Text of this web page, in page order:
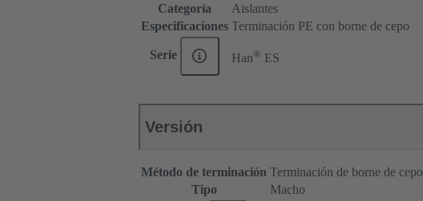
Categoría
Aislantes
Especificaciones Terminación PE con borne de cepo
Serie Han® ES
Versión
Método de terminación Terminación de borne de cepo
Tipo
Macho